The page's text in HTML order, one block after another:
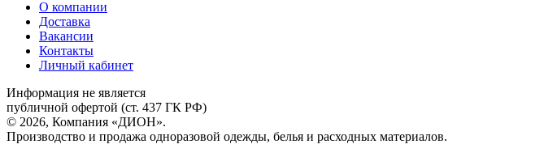
О компании
Доставка
Вакансии
Контакты
Личный кабинет
Информация не является
публичной офертой (ст. 437 ГК РФ)
© 2026, Компания «ДИОН».
Производство и продажа одноразовой одежды, белья и расходных материалов.